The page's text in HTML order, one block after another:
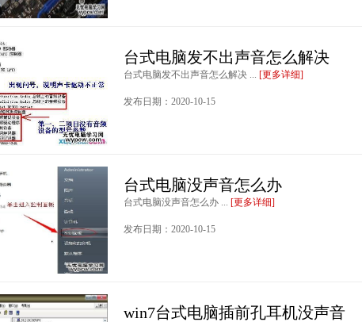
台式电脑发不出声音怎么解决
台式电脑发不出声音怎么解决 ... [更多详细]
发布日期：2020-10-15
台式电脑没声音怎么办
台式电脑没声音怎么办 ... [更多详细]
发布日期：2020-10-15
win7台式电脑插前孔耳机没声音